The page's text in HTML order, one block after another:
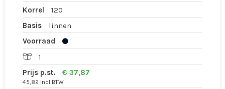
Korrel
120
Basis
linnen
Voorraad
1
Prijs p.st.
€ 37,87
45,82 Incl BTW